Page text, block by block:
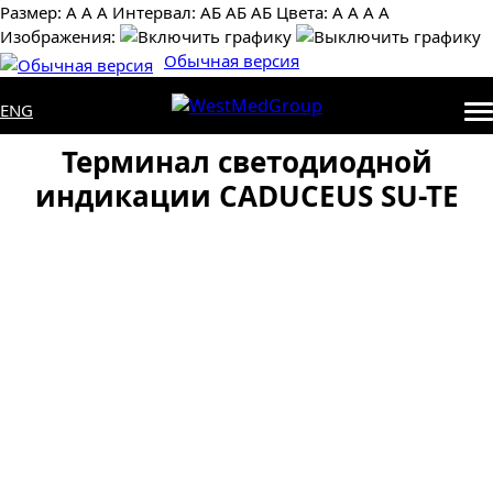
Размер: А А А Интервал: AБ АБ AБ Цвета: А А А А
Изображения:
Обычная версия
ENG
Терминал светодиодной
индикации CADUCEUS SU-TE